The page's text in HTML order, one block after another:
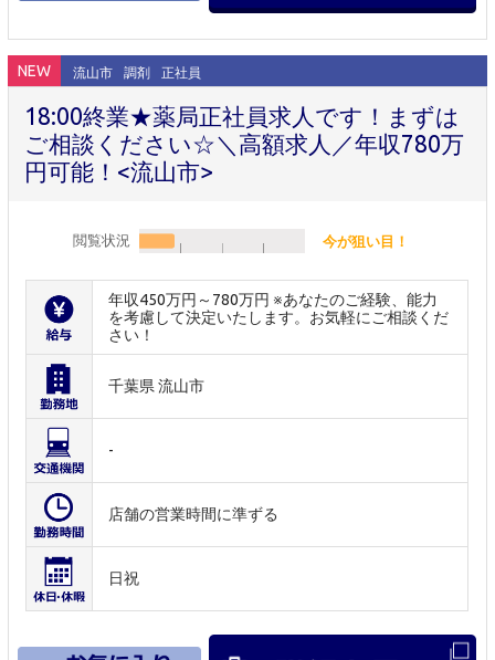
NEW 流山市 調剤 正社員
18:00終業★薬局正社員求人です！まずは
ご相談ください☆＼高額求人／年収780万
円可能！<流山市>
閲覧状況 今が狙い目！
年収450万円～780万円 ※あなたのご経験、能力
を考慮して決定いたします。お気軽にご相談くだ
さい！
千葉県 流山市
-
店舗の営業時間に準ずる
日祝